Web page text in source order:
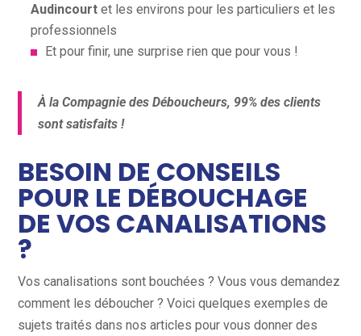
Audincourt et les environs pour les particuliers et les
professionnels
Et pour finir, une surprise rien que pour vous !
À la Compagnie des Déboucheurs, 99% des clients
sont satisfaits !
BESOIN DE CONSEILS
POUR LE DÉBOUCHAGE
DE VOS CANALISATIONS
?
Vos canalisations sont bouchées ? Vous vous demandez
comment les déboucher ? Voici quelques exemples de
sujets traités dans nos articles pour vous donner des